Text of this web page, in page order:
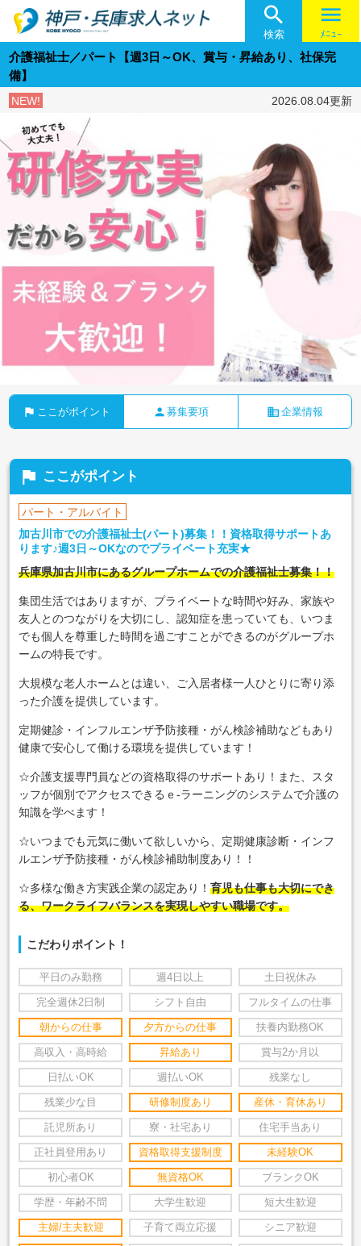

検索
menu
ﾒﾆｭｰ
介護福祉士／パート【週3日～OK、賞与・昇給あり、社保完
備】
NEW! 2026.08.04更新
flag ここがポイント person 募集要項 business 企業情報
flag ここがポイント
パート・アルバイト
加古川市での介護福祉士(パート)募集！！資格取得サポートあ
ります♪週3日～OKなのでプライベート充実★
兵庫県加古川市にあるグループホームでの介護福祉士募集！！
集団生活ではありますが、プライベートな時間や好み、家族や
友人とのつながりを大切にし、認知症を患っていても、いつま
でも個人を尊重した時間を過ごすことができるのがグループホ
ームの特長です。
大規模な老人ホームとは違い、ご入居者様一人ひとりに寄り添
った介護を提供しています。
定期健診・インフルエンザ予防接種・がん検診補助などもあり
健康で安心して働ける環境を提供しています！
☆介護支援専門員などの資格取得のサポートあり！また、スタ
ッフが個別でアクセスできるｅ‐ラーニングのシステムで介護の
知識を学べます！
☆いつまでも元気に働いて欲しいから、定期健康診断・インフ
ルエンザ予防接種・がん検診補助制度あり！！
☆多様な働き方実践企業の認定あり！育児も仕事も大切にでき
る、ワークライフバランスを実現しやすい職場です。
こだわりポイント！
平日のみ勤務 週4日以上 土日祝休み
完全週休2日制 シフト自由 フルタイムの仕事
朝からの仕事 夕方からの仕事 扶養内勤務OK
高収入・高時給 昇給あり 賞与2か月以
日払いOK 週払いOK 残業なし
残業少な目 研修制度あり 産休・育休あり
託児所あり 寮・社宅あり 住宅手当あり
正社員登用あり 資格取得支援制度 未経験OK
初心者OK 無資格OK ブランクOK
学歴・年齢不問 大学生歓迎 短大生歓迎
主婦/主夫歓迎 子育て両立応援 シニア歓迎